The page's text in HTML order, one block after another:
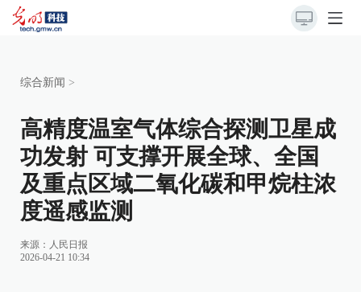
综合新闻 >
高精度温室气体综合探测卫星成
功发射 可支撑开展全球、全国
及重点区域二氧化碳和甲烷柱浓
度遥感监测
来源： 人民日报
2026-04-21 10:34